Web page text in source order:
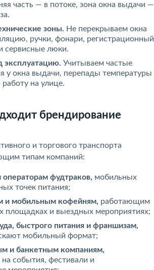
часть — в потоке, зона окна выдачи —
зоны. Не перекрываем окна
ручки, фонари, регистрационный
сервисные люки.
эксплуатацию. Учитываем частые
у окна выдачи, перепады температуры
на улице.
брендирование
и торгового транспорта
типам компаний:
фудтраков, мобильных
точек питания;
и мобильным кофейням, работающим
площадках и выездных мероприятиях;
быстрого питания и франшизам,
мобильный формат;
и банкетным компаниям,
события, фестивали и